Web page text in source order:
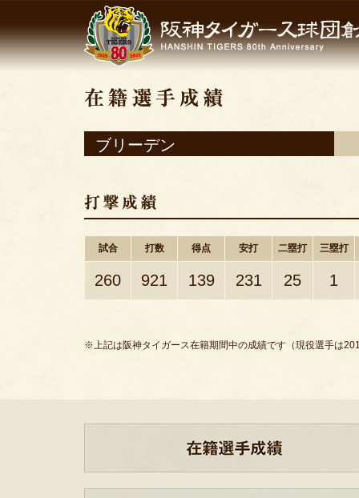
ブリーデン
試合 打数 得点 安打 二塁打 三塁打
260 921 139 231 25 1
※上記は阪神タイガース在籍期間中の成績です（現役選手は